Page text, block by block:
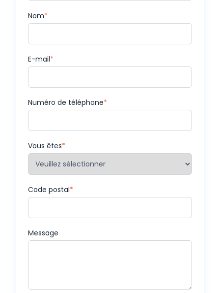
Nom*
E-mail*
Numéro de téléphone*
Vous êtes*
Code postal*
Message